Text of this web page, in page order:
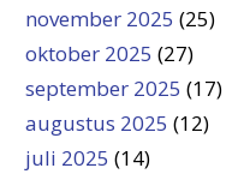
november 2025 (25)
oktober 2025 (27)
september 2025 (17)
augustus 2025 (12)
juli 2025 (14)